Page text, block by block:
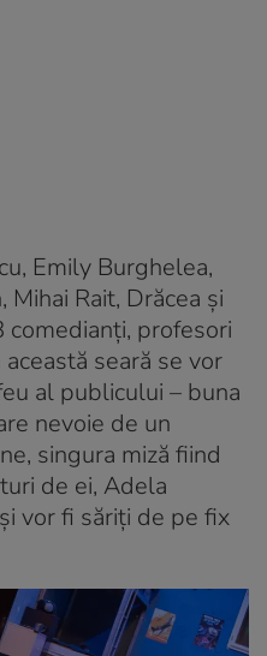
Emily Burghelea,
Rait, Drăcea și
comedianți, profesori
seară se vor
al publicului – buna
nevoie de un
singura miză fiind
de ei, Adela
vor fi săriți de pe fix